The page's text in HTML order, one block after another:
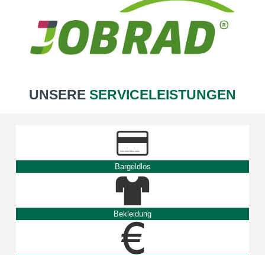
UNSERE SERVICELEISTUNGEN
Bargeldlos
Bekleidung